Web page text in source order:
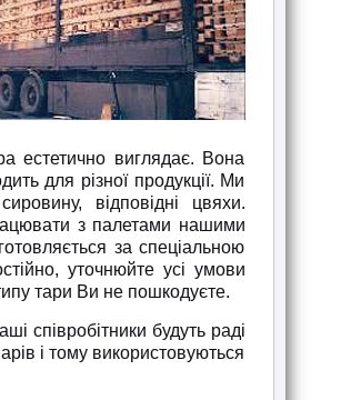
естетично виглядає. Вона
для різної продукції. Ми
відповідні цвяхи.
з палетами нашими
за спеціальною
уточнюйте усі умови
тари Ви не пошкодуєте.
співробітники будуть раді
і тому використовуються